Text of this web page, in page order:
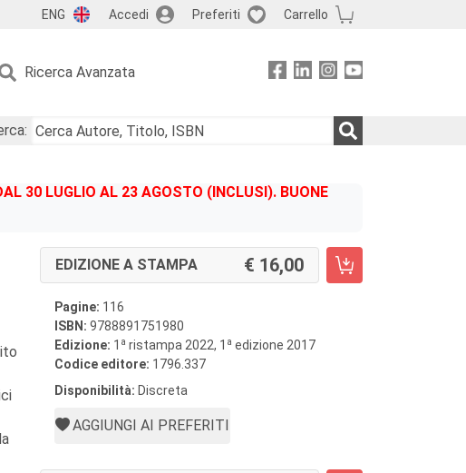
ENG Accedi Preferiti Carrello
Ricerca Avanzata
30 LUGLIO AL 23 AGOSTO (INCLUSI). BUONE
EDIZIONE A STAMPA 16,00
Pagine: 116
ISBN: 9788891751980
Edizione: 1 a ristampa 2022, 1 a edizione 2017
Codice editore: 1796.337
Disponibilità: Discreta
AGGIUNGI AI PREFERITI